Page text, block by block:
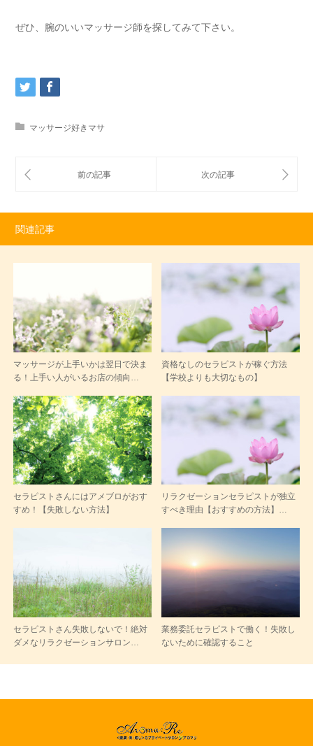
ぜひ、腕のいいマッサージ師を探してみて下さい。
マッサージ好きマサ
関連記事
マッサージが上手いかは翌日で決ま
る！上手い人がいるお店の傾向…
資格なしのセラピストが稼ぐ方法
【学校よりも大切なもの】
セラピストさんにはアメブロがおす
すめ！【失敗しない方法】
リラクゼーションセラピストが独立
すべき理由【おすすめの方法】…
セラピストさん失敗しないで！絶対
ダメなリラクゼーションサロン…
業務委託セラピストで働く！失敗し
ないために確認すること